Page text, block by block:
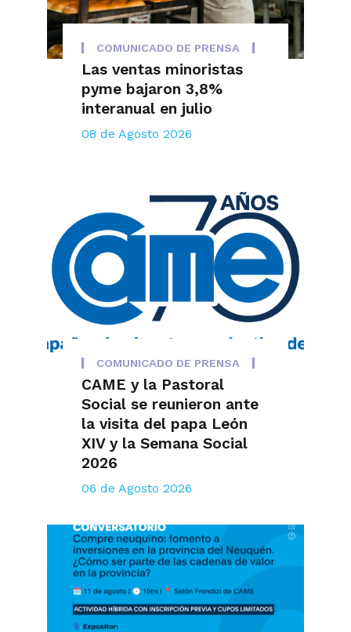
COMUNICADO DE PRENSA
Las ventas minoristas
pyme bajaron 3,8%
interanual en julio
08 de Agosto 2026
COMUNICADO DE PRENSA
CAME y la Pastoral
Social se reunieron ante
la visita del papa León
XIV y la Semana Social
2026
06 de Agosto 2026